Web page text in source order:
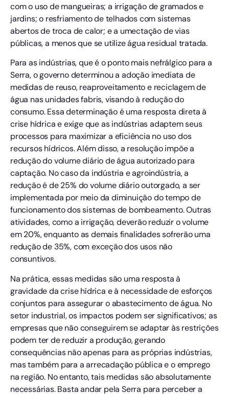
com o uso de mangueiras; a irrigação de gramados e
jardins; o resfriamento de telhados com sistemas
abertos de troca de calor; e a umectação de vias
públicas, a menos que se utilize água residual tratada.
Para as indústrias, que é o ponto mais nefrálgico para a
Serra, o governo determinou a adoção imediata de
medidas de reuso, reaproveitamento e reciclagem de
água nas unidades fabris, visando à redução do
consumo. Essa determinação é uma resposta direta à
crise hídrica e exige que as indústrias adaptem seus
processos para maximizar a eficiência no uso dos
recursos hídricos. Além disso, a resolução impõe a
redução do volume diário de água autorizado para
captação. No caso da indústria e agroindústria, a
redução é de 25% do volume diário outorgado, a ser
implementada por meio da diminuição do tempo de
funcionamento dos sistemas de bombeamento. Outras
atividades, como a irrigação, deverão reduzir o volume
em 20%, enquanto as demais finalidades sofrerão uma
redução de 35%, com exceção dos usos não
consuntivos.
Na prática, essas medidas são uma resposta à
gravidade da crise hídrica e à necessidade de esforços
conjuntos para assegurar o abastecimento de água. No
setor industrial, os impactos podem ser significativos; as
empresas que não conseguirem se adaptar às restrições
podem ter de reduzir a produção, gerando
consequências não apenas para as próprias indústrias,
mas também para a arrecadação pública e o emprego
na região. No entanto, tais medidas são absolutamente
necessárias. Basta andar pela Serra para perceber a